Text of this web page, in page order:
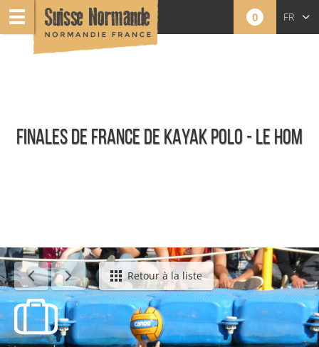
0 FR
FINALES DE FRANCE DE KAYAK POLO - LE HOM
Événements Retour à la liste